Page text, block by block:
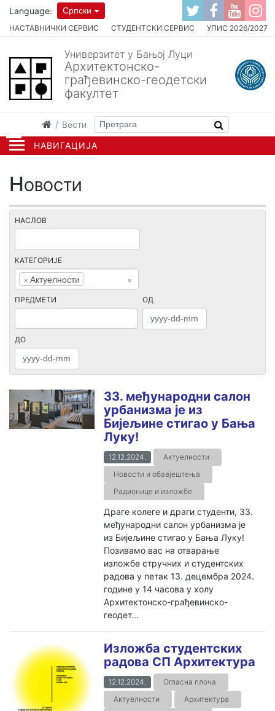
НАВИГАЦИЈА
НАСТАВНИЧКИ СЕРВИС СТУДЕНТСКИ СЕРВИС УПИС 2026/2027
Language: Српски
Универзитет у Бањој Луци
Архитектонско-
грађевинско-геодетски
факултет
Вести
Новости
НАСЛОВ
КАТЕГОРИЈЕ
×
× Актуелности
ПРЕДМЕТИ ОД
ДО
33. међународни салон
урбанизма је из
Бијељине стигао у Бања
Луку!
12.12.2024.
Актуелности
Новости и обавјештења
Радионице и изложбе
Драге колеге и драги студенти, 33.
међународни салон урбанизма је
из Бијељине стигао у Бања Луку!
Позивамо вас на отварање
изложбе стручних и студентских
радова у петак 13. децембра 2024.
године у 14 часова у холу
Архитектонско-грађевинско-
геодет...
Изложба студентских
радова СП Архитектура
12.12.2024.
Огласна плоча
Актуелности
Архитектура